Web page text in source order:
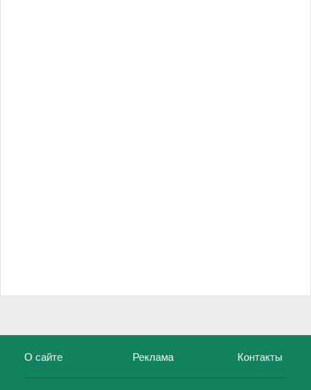
О сайте Реклама Контакты